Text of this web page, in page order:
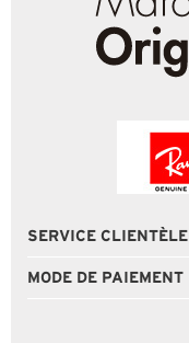
SERVICE CLIENTÈLE
MODE DE PAIEMENT